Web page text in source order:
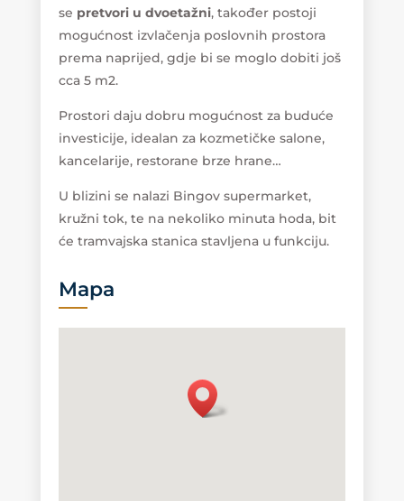
se pretvori u dvoetažni, također postoji
mogućnost izvlačenja poslovnih prostora
prema naprijed, gdje bi se moglo dobiti još
cca 5 m2.
Prostori daju dobru mogućnost za buduće
investicije, idealan za kozmetičke salone,
kancelarije, restorane brze hrane…
U blizini se nalazi Bingov supermarket,
kružni tok, te na nekoliko minuta hoda, bit
će tramvajska stanica stavljena u funkciju.
Mapa